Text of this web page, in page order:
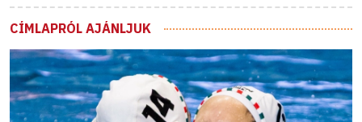
CÍMLAPRÓL AJÁNLJUK